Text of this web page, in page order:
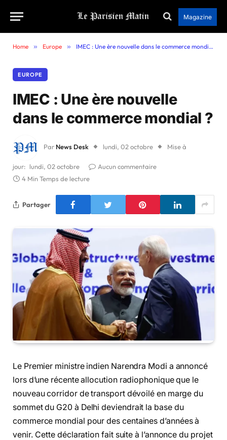
Magazine
Home » Europe » IMEC : Une ère nouvelle dans le commerce mondial ?
EUROPE
IMEC : Une ère nouvelle
dans le commerce mondial ?
Par News Desk lundi, 02 octobre Mise à
jour: lundi, 02 octobre
Aucun commentaire
4 Min Temps de lecture
Partager
Le Premier ministre indien Narendra Modi a annoncé
lors d’une récente allocution radiophonique que le
nouveau corridor de transport dévoilé en marge du
sommet du G20 à Delhi deviendrait la base du
commerce mondial pour des centaines d’années à
venir. Cette déclaration fait suite à l’annonce du projet